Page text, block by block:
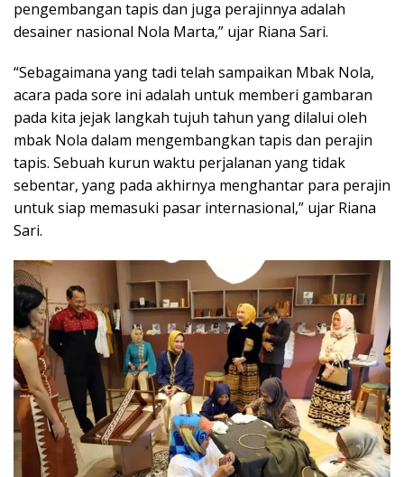
pengembangan tapis dan juga perajinnya adalah
desainer nasional Nola Marta,” ujar Riana Sari.
“Sebagaimana yang tadi telah sampaikan Mbak Nola,
acara pada sore ini adalah untuk memberi gambaran
pada kita jejak langkah tujuh tahun yang dilalui oleh
mbak Nola dalam mengembangkan tapis dan perajin
tapis. Sebuah kurun waktu perjalanan yang tidak
sebentar, yang pada akhirnya menghantar para perajin
untuk siap memasuki pasar internasional,” ujar Riana
Sari.